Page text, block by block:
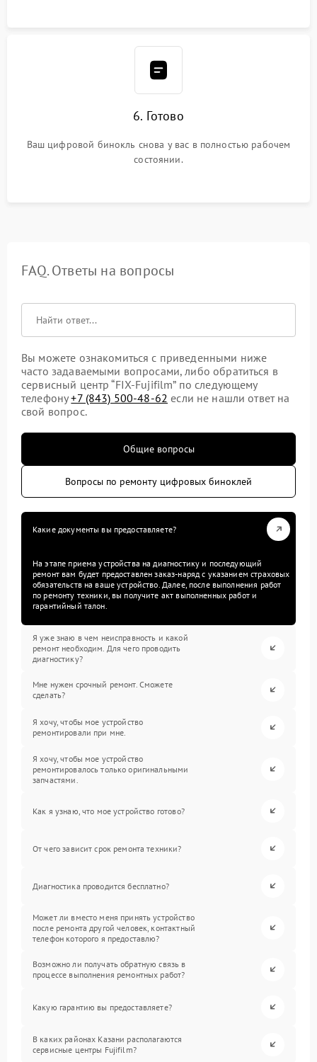
6. Готово
Ваш цифровой бинокль снова у вас в полностью рабочем
состоянии.
FAQ. Ответы на вопросы
Вы можете ознакомиться с приведенными ниже
часто задаваемыми вопросами, либо обратиться в
сервисный центр “FIX-Fujifilm” по следующему
телефону+7 (843) 500-48-62 если не нашли ответ на
свой вопрос.
Общие вопросы
Вопросы по ремонту цифровых биноклей
Какие документы вы предоставляете?
На этапе приема устройства на диагностику и последующий
ремонт вам будет предоставлен заказ-наряд с указанием страховых
обязательств на ваше устройство. Далее, после выполнения работ
по ремонту техники, вы получите акт выполненных работ и
гарантийный талон.
Я уже знаю в чем неисправность и какой
ремонт необходим. Для чего проводить
диагностику?
Мне нужен срочный ремонт. Сможете
сделать?
Я хочу, чтобы мое устройство
ремонтировали при мне.
Я хочу, чтобы мое устройство
ремонтировалось только оригинальными
запчастями.
Как я узнаю, что мое устройство готово?
От чего зависит срок ремонта техники?
Диагностика проводится бесплатно?
Может ли вместо меня принять устройство
после ремонта другой человек, контактный
телефон которого я предоставлю?
Возможно ли получать обратную связь в
процессе выполнения ремонтных работ?
Какую гарантию вы предоставляете?
В каких районах Казани располагаются
сервисные центры Fujifilm?